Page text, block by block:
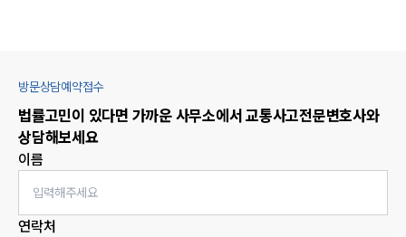
방문상담예약접수
법률고민이 있다면 가까운 사무소에서 교통사고전문변호사와
상담해보세요
이름
연락처